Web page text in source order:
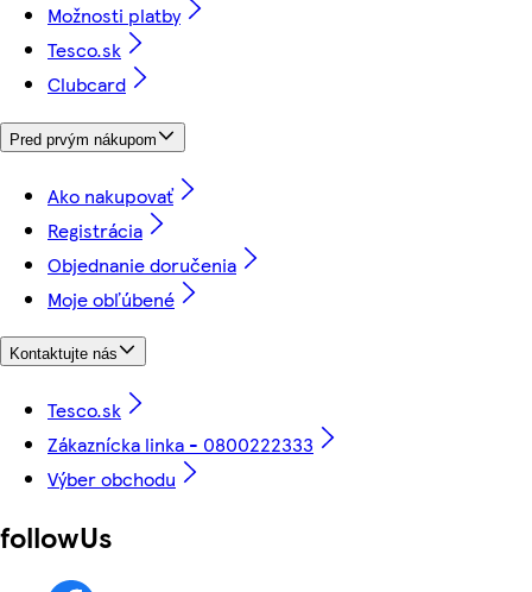
Možnosti platby
Tesco.sk
Clubcard
Pred prvým nákupom
Ako nakupovať
Registrácia
Objednanie doručenia
Moje obľúbené
Kontaktujte nás
Tesco.sk
Zákaznícka linka - 0800222333
Výber obchodu
followUs